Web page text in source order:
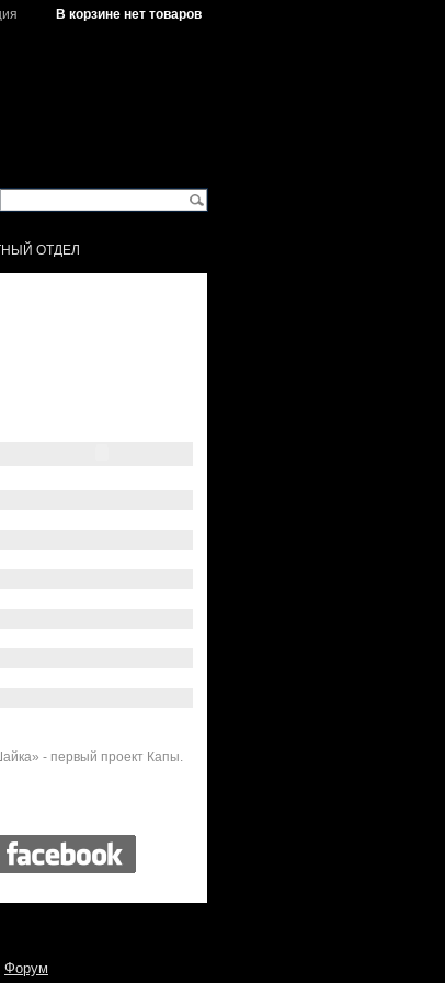
В корзине нет товаров
ОТДЕЛ
- первый проект Капы.
Форум